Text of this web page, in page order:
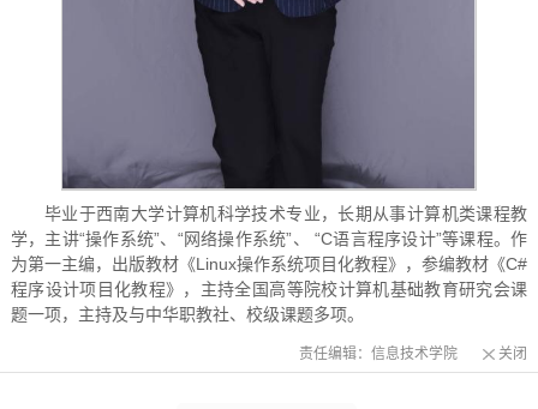
毕业于西南大学计算机科学技术专业，长期从事计算机类课程教
学，主讲“操作系统”、“网络操作系统”、 “C语言程序设计”等课程。作
为第一主编，出版教材《Linux操作系统项目化教程》，参编教材《C#
程序设计项目化教程》，主持全国高等院校计算机基础教育研究会课
题一项，主持及与中华职教社、校级课题多项。
责任编辑：信息技术学院 关闭